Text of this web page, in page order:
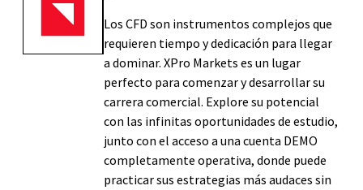
Los CFD son instrumentos complejos que
requieren tiempo y dedicación para llegar
a dominar. XPro Markets es un lugar
perfecto para comenzar y desarrollar su
carrera comercial. Explore su potencial
con las infinitas oportunidades de estudio,
junto con el acceso a una cuenta DEMO
completamente operativa, donde puede
practicar sus estrategias más audaces sin